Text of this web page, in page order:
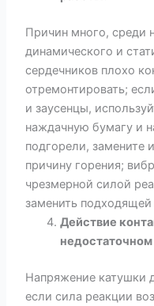
Причин много, среди
динамического и
сердечников плохо
отремонтировать;
и заусенцы,
наждачную бумагу и
подгорели, замените
причину горения;
чрезмерной силой
заменить
Действие
Напряжение катушки
если сила реакции